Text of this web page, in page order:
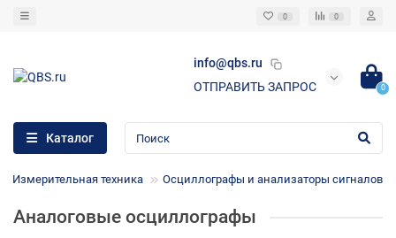
0 0
info@qbs.ru
ОТПРАВИТЬ ЗАПРОС
0
Каталог
Измерительная техника Осциллографы и анализаторы сигналов
Аналоговые осциллографы